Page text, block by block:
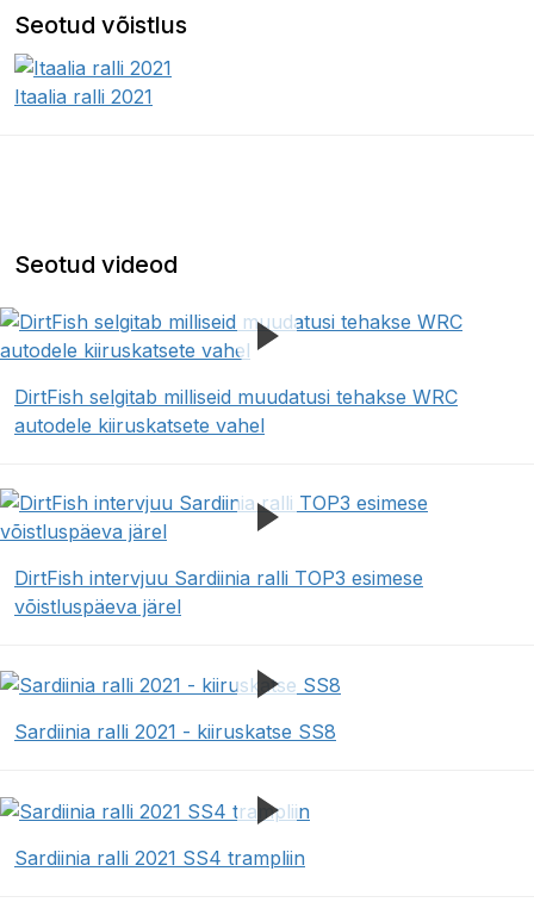
Seotud võistlus
Itaalia ralli 2021
Seotud videod
DirtFish selgitab milliseid muudatusi tehakse WRC
autodele kiiruskatsete vahel
DirtFish intervjuu Sardiinia ralli TOP3 esimese
võistluspäeva järel
Sardiinia ralli 2021 - kiiruskatse SS8
Sardiinia ralli 2021 SS4 trampliin